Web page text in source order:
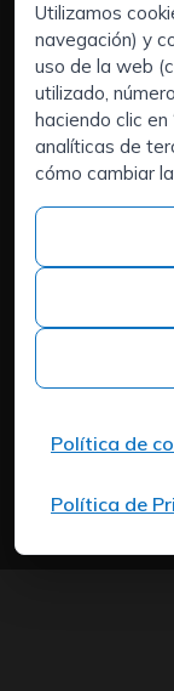
10. Datos
Para
cookies y esta
utilizando los
ISPROX
Web:
Correo
Teléfono:
Esta Politica
Utilizamos
navegación) y
uso de la web
utilizado,
haciendo clic en
analíticas de
cómo cambiar
Política de
Política de